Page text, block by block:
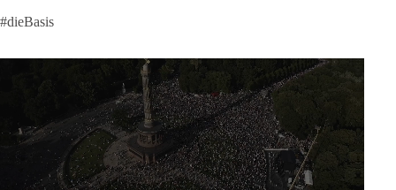
377
DieBasis
2 Tage(n) zuvor
Wusstest du, dass ein guter Antrag nicht besser oder schlechter
wird, nur weil er von einer bestimmten Partei kommt?
Sachsen-Anhalt braucht Lösungen für Schule, Pflege,
#dieBasis